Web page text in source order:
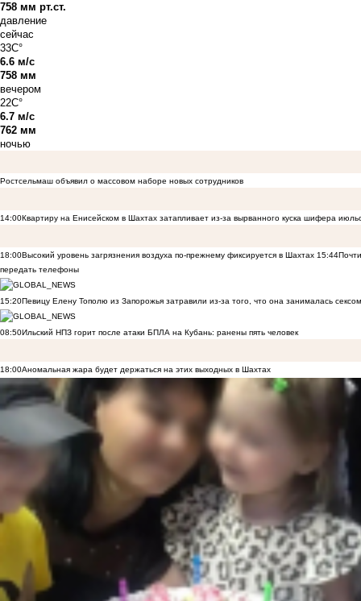
758 мм рт.ст.
давление
сейчас
33C°
6.6 м/с
758 мм
вечером
22C°
6.7 м/с
762 мм
ночью
Ростсельмаш объявил о массовом наборе новых сотрудников
14:00Квартиру на Енисейском в Шахтах затапливает из-за вырванного куска шифера
18:00Высокий уровень загрязнения воздуха по-прежнему фиксируется в Шахтах 15:44
передать телефоны
15:20Певицу Елену Тополю из Запорожья затравили из-за того, что она занималась
08:50Ильский НПЗ горит после атаки БПЛА на Кубань: ранены пять человек
18:00Аномальная жара будет держаться на этих выходных в Шахтах